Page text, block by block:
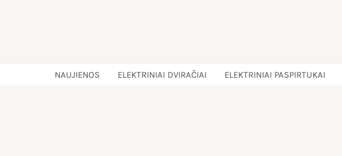
NAUJIENOS ELEKTRINIAI DVIRAČIAI ELEKTRINIAI PASPIRTUKAI